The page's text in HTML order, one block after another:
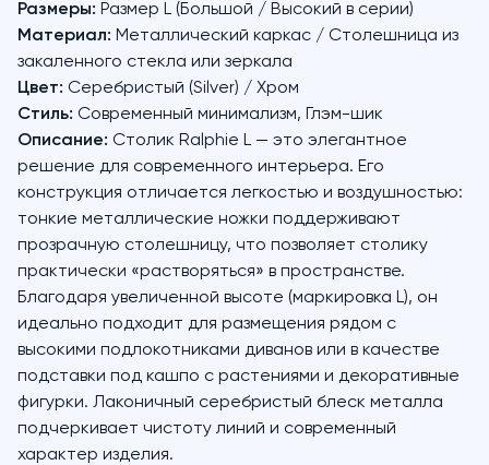
Размеры: Размер L (Большой / Высокий в серии)
Материал: Металлический каркас / Столешница из
закаленного стекла или зеркала
Цвет: Серебристый (Silver) / Хром
Стиль: Современный минимализм, Глэм-шик
Описание: Столик Ralphie L — это элегантное
решение для современного интерьера. Его
конструкция отличается легкостью и воздушностью:
тонкие металлические ножки поддерживают
прозрачную столешницу, что позволяет столику
практически «растворяться» в пространстве.
Благодаря увеличенной высоте (маркировка L), он
идеально подходит для размещения рядом с
высокими подлокотниками диванов или в качестве
подставки под кашпо с растениями и декоративные
фигурки. Лаконичный серебристый блеск металла
подчеркивает чистоту линий и современный
характер изделия.